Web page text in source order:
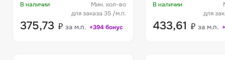
В наличии
Мин. кол-во
для заказа 35 /м.п.
375,73 ₽ за м.п. +394 бонус
В наличии
для
433,61 ₽ за м.п.